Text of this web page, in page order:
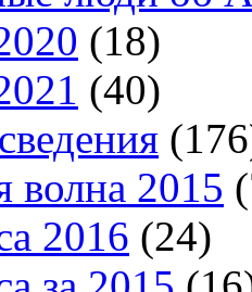
(18)
(40)
волна 2015
2016 (24)